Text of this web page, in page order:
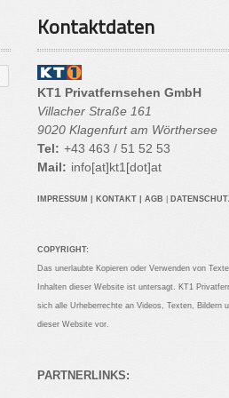
Kontaktdaten
KT1 Privatfernsehen GmbH
Villacher Straße 161
9020 Klagenfurt am Wörthersee
Tel: +43 463 / 51 52 53
Mail: info[at]kt1[dot]at
IMPRESSUM KONTAKT AGB
COPYRIGHT:
Das unerlaubte Kopieren oder Verwenden von
Inhalten dieser Website ist untersagt. KT1
sich alle Urheberrechte an Videos, Texten, Bildern
dieser Website vor.
PARTNERLINKS: